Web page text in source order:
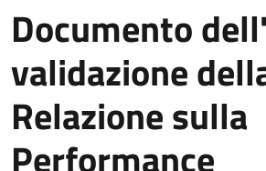
Documento
validazione
Relazione sulla
Performance